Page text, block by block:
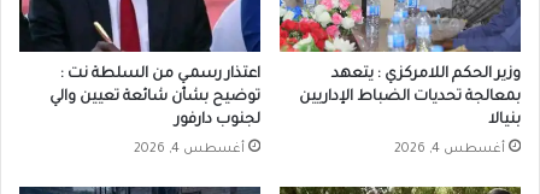
وزير الحكم اللامركزي : يتعهد
بمعالجة تحديات الضباط الإداريين
بنيالا
أغسطس 4, 2026
اعتذار رسمـي من السلطة نت :
توضيح بشأن شائعة تعيين والي
لجنوب دارفور
أغسطس 4, 2026